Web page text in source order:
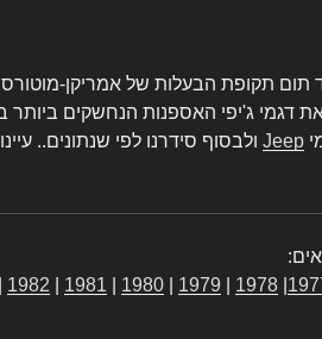
1970 ועד תום תקופת הבעלות של אמריקן-
את דגמי ג'יפי האספנות הנחשקים
Jeep ולבסוף סידרנו לפי שנתונים..
1978
1979
1980
1981
1982